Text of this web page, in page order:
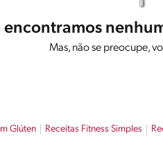
encontramos
Mas, não se preocupe,
Glúten Receitas Fitness Simples